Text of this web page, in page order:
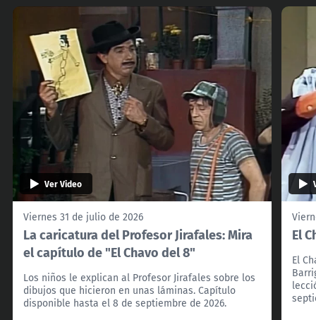
Ver Video
Viernes 31 de julio de 2026
La caricatura del Profesor Jirafales: Mira
el capítulo de "El Chavo del 8"
Los niños le explican al Profesor Jirafales sobre los
dibujos que hicieron en unas láminas. Capítulo
disponible hasta el 8 de septiembre de 2026.
El
El